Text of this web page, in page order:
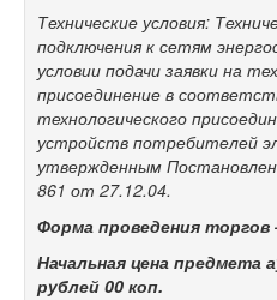
Технические условия:
подключения к сетям
условии подачи заявки на
присоединение в
технологического
устройств потребителей
утвержденным
861 от 27.12.04.
Форма проведения
Начальная цена предмета
рублей 00 коп.